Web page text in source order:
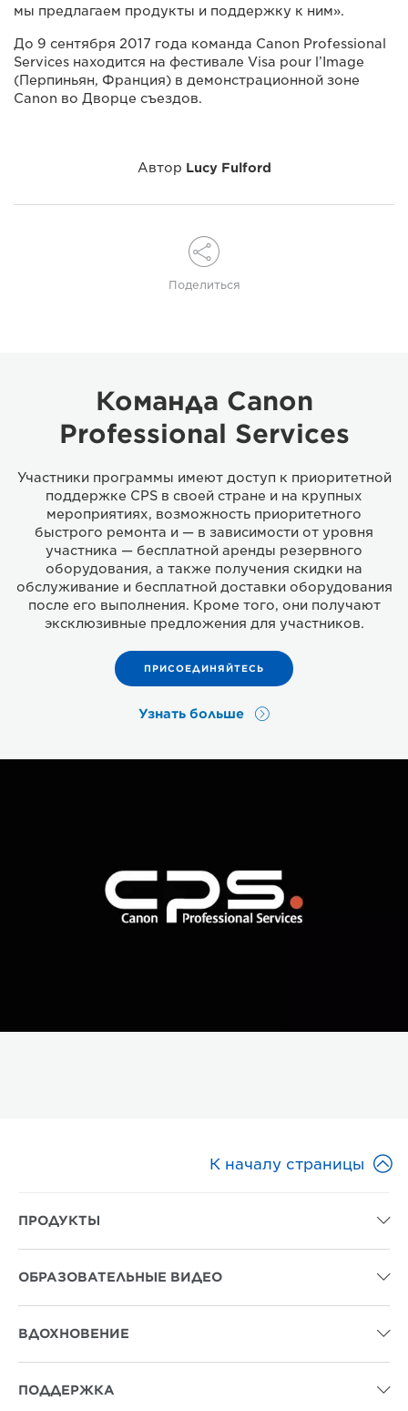
мы предлагаем продукты и поддержку к ним».
До 9 сентября 2017 года команда Canon Professional
Services находится на фестивале Visa pour l’Image
(Перпиньян, Франция) в демонстрационной зоне
Canon во Дворце съездов.
Автор Lucy Fulford
Поделиться
Команда Canon
Professional Services
Участники программы имеют доступ к приоритетной
поддержке CPS в своей стране и на крупных
мероприятиях, возможность приоритетного
быстрого ремонта и — в зависимости от уровня
участника — бесплатной аренды резервного
оборудования, а также получения скидки на
обслуживание и бесплатной доставки оборудования
после его выполнения. Кроме того, они получают
эксклюзивные предложения для участников.
ПРИСОЕДИНЯЙТЕСЬ
Узнать больше
К началу страницы 
ПРОДУКТЫ 
ОБРАЗОВАТЕЛЬНЫЕ ВИДЕО 
ВДОХНОВЕНИЕ 
ПОДДЕРЖКА 